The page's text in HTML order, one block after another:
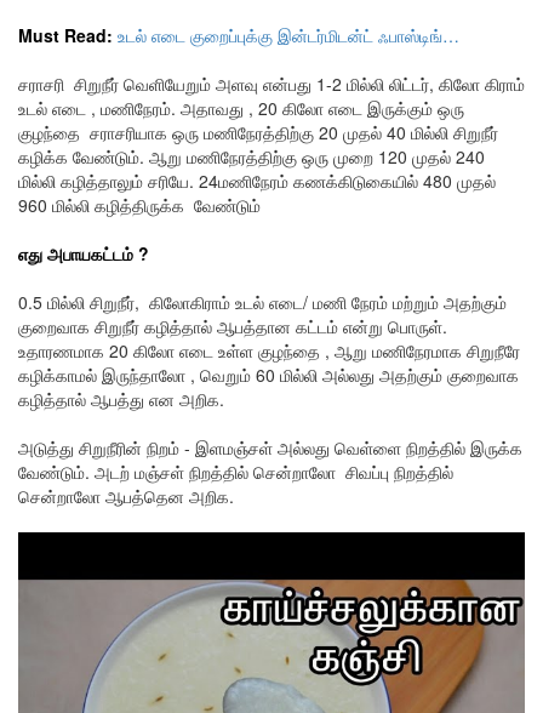
Must Read: உடல் எடை குறைப்புக்கு இன்டர்மிடன்ட் ஃபாஸ்டிங்…
சராசரி சிறுநீர் வெளியேறும் அளவு என்பது 1-2 மில்லி லிட்டர், கிலோ கிராம்
உடல் எடை , மணிநேரம். அதாவது , 20 கிலோ எடை இருக்கும் ஒரு
குழந்தை சராசரியாக ஒரு மணிநேரத்திற்கு 20 முதல் 40 மில்லி சிறுநீர்
கழிக்க வேண்டும். ஆறு மணிநேரத்திற்கு ஒரு முறை 120 முதல் 240
மில்லி கழித்தாலும் சரியே. 24மணிநேரம் கணக்கிடுகையில் 480 முதல்
960 மில்லி கழித்திருக்க வேண்டும்
எது அபாயகட்டம் ?
0.5 மில்லி சிறுநீர், கிலோகிராம் உடல் எடை/ மணி நேரம் மற்றும் அதற்கும்
குறைவாக சிறுநீர் கழித்தால் ஆபத்தான கட்டம் என்று பொருள்.
உதாரணமாக 20 கிலோ எடை உள்ள குழந்தை , ஆறு மணிநேரமாக சிறுநீரே
கழிக்காமல் இருந்தாலோ , வெறும் 60 மில்லி அல்லது அதற்கும் குறைவாக
கழித்தால் ஆபத்து என அறிக.
அடுத்து சிறுநீரின் நிறம் - இளமஞ்சள் அல்லது வெள்ளை நிறத்தில் இருக்க
வேண்டும். அடற் மஞ்சள் நிறத்தில் சென்றாலோ சிவப்பு நிறத்தில்
சென்றாலோ ஆபத்தென அறிக.